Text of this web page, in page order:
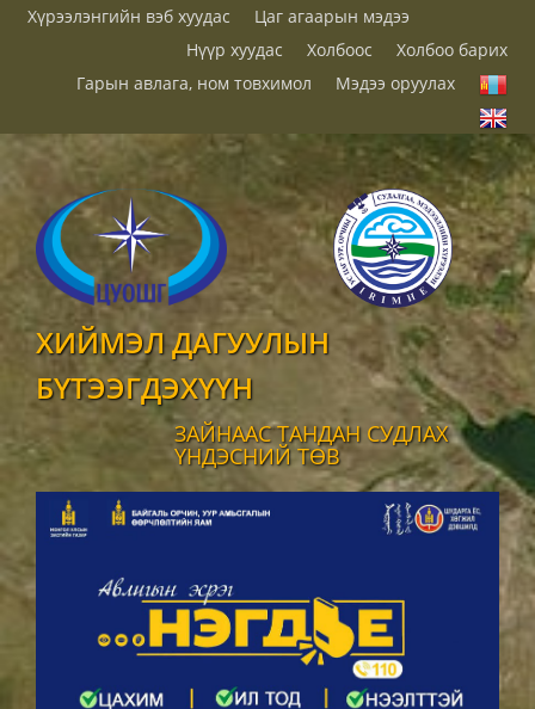
Хүрээлэнгийн вэб хуудас
Цаг агаарын мэдээ
Нүүр хуудас
Холбоос
Холбоо барих
Гарын авлага, ном товхимол
Мэдээ оруулах
ХИЙМЭЛ ДАГУУЛЫН
БҮТЭЭГДЭХҮҮН
ЗАЙНААС ТАНДАН СУДЛАХ
ҮНДЭСНИЙ ТӨВ